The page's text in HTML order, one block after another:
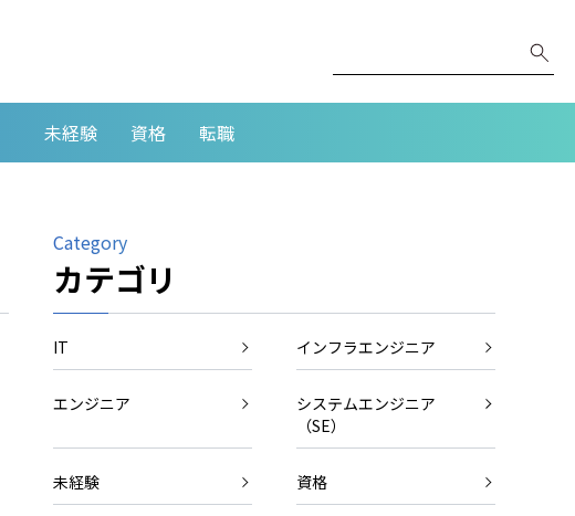
未経験 資格 転職
Category
カテゴリ
IT インフラエンジニア
エンジニア
システムエンジニア
（SE）
未経験 資格